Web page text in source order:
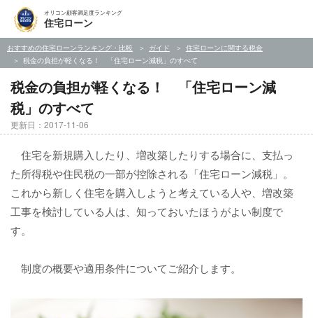
オリコン顧客満足度ランキング
住宅ローン
おすすめの住宅ローンランキング・比較 ガイド
住宅ローンに関する税金
税金の負担が軽くなる！ 「住宅ローン減税」のすべて
税金の負担が軽くなる！ 「住宅ローン減
税」のすべて
更新日：2017-11-06
住宅を新規購入したり、増改築したりする場合に、支払っ
た所得税や住民税の一部が控除される「住宅ローン減税」。
これから新しく住宅を購入しようと考えている人や、増改築
工事を検討している人は、知っておいたほうがよい制度で
す。
制度の概要や適用条件についてご紹介します。